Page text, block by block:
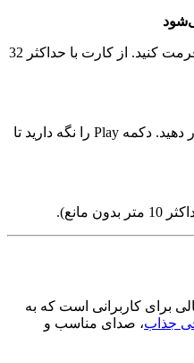
راه حل: کارت را با فرمت FAT32 فرمت کنید. از کارت با حداکثر 32
راه حل: اسپیکر را نزدیک پنجره قرار دهید. دکمه Play را نگه دارید تا
کاربرانی است که به
، صدای مناسب و